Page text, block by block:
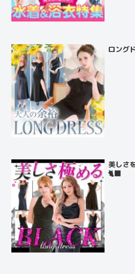
ロング
美しさ
🐈‍⬛